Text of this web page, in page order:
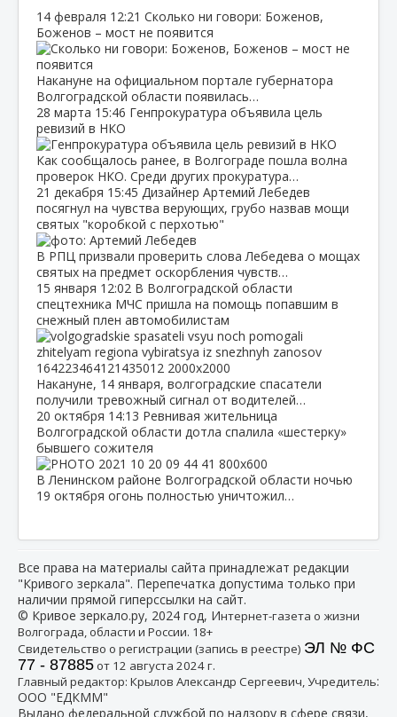
14 февраля 12:21 Сколько ни говори: Боженов,
Боженов – мост не появится
Накануне на официальном портале губернатора
Волгоградской области появилась…
28 марта 15:46 Генпрокуратура объявила цель
ревизий в НКО
Как сообщалось ранее, в Волгограде пошла волна
проверок НКО. Среди других прокуратура…
21 декабря 15:45 Дизайнер Артемий Лебедев
посягнул на чувства верующих, грубо назвав мощи
святых "коробкой с перхотью"
В РПЦ призвали проверить слова Лебедева о мощах
святых на предмет оскорбления чувств…
15 января 12:02 В Волгоградской области
спецтехника МЧС пришла на помощь попавшим в
снежный плен автомобилистам
Накануне, 14 января, волгоградские спасатели
получили тревожный сигнал от водителей…
20 октября 14:13 Ревнивая жительница
Волгоградской области дотла спалила «шестерку»
бывшего сожителя
В Ленинском районе Волгоградской области ночью
19 октября огонь полностью уничтожил…
Все права на материалы сайта принадлежат редакции
"Кривого зеркала". Перепечатка допустима только при
наличии прямой гиперссылки на сайт.
© Кривое зеркало.ру, 2024 год, Интернет-газета о жизни
Волгограда, области и России. 18+
Свидетельство о регистрации (запись в реестре) ЭЛ № ФС
77 - 87885от 12 августа 2024 г.
Главный редактор: Крылов Александр Сергеевич, Учредитель:
ООО "ЕДКММ"
Выдано федеральной службой по надзору в сфере связи,